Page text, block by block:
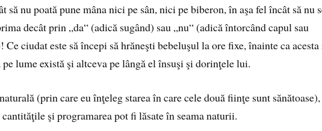
să nu poată pune mâna nici pe sân, nici pe biberon, în aşa fel încât să nu
decât prin „da“ (adică sugând) sau „nu“ (adică întorcând capul sau
ciudat este să începi să hrăneşti bebeluşul la ore fixe, înainte ca acesta
pe lume există şi altceva pe lângă el însuşi şi dorinţele lui.
(prin care eu înţeleg starea în care cele două fiinţe sunt sănătoase),
şi programarea pot fi lăsate în seama naturii.